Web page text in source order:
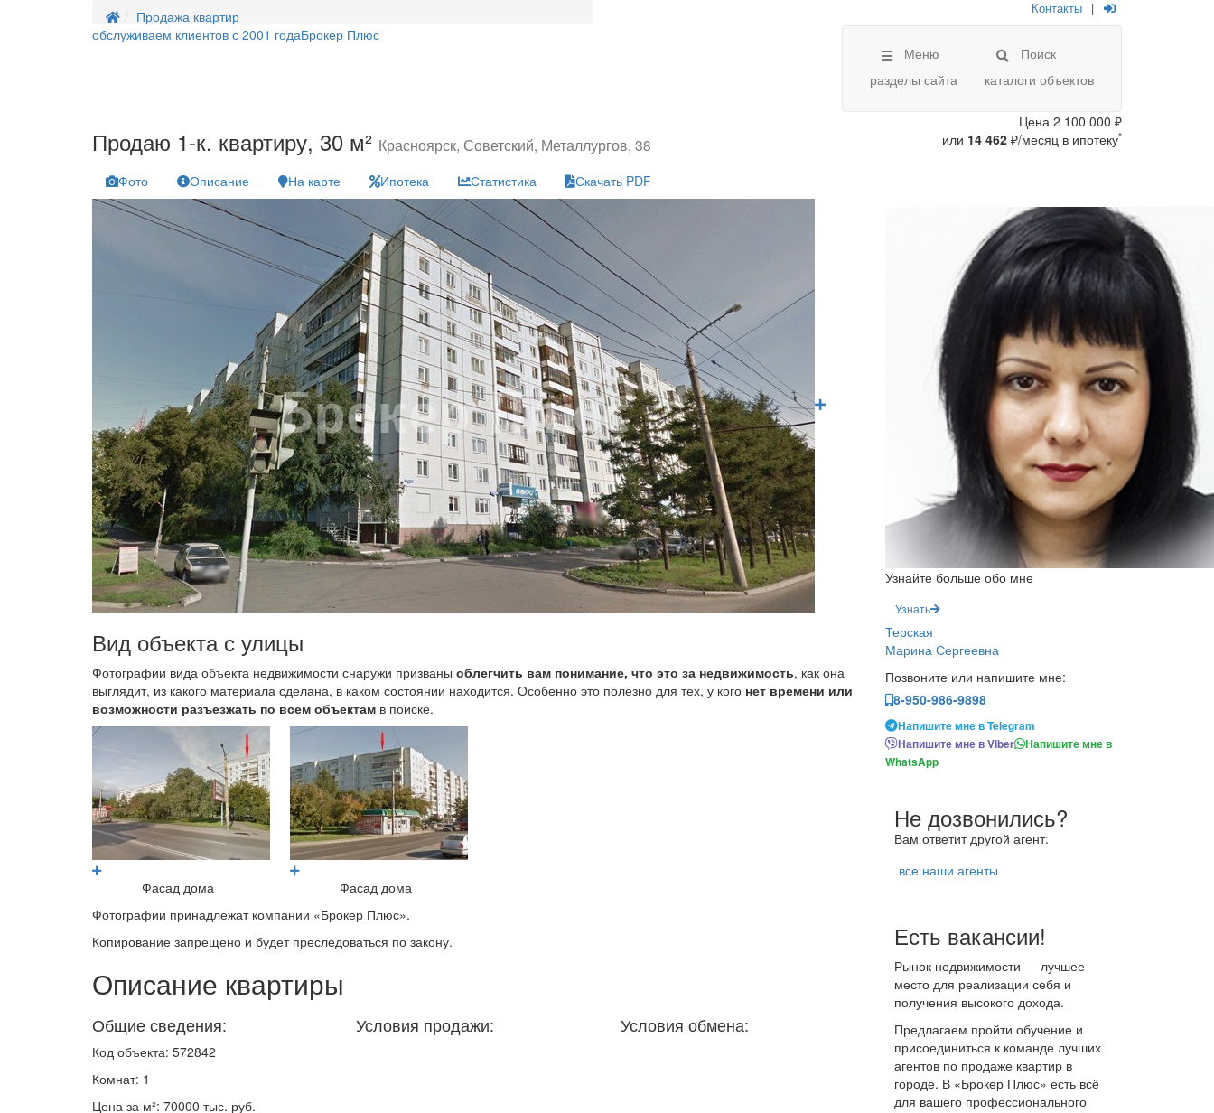
Продажа квартир Контакты |
Меню
разделы сайта
Поиск
каталоги объектов
обслуживаем клиентов с 2001 годаБрокер Плюс
Продаю 1-к. квартиру, 30 м² Красноярск, Советский, Металлургов, 38
Цена 2 100 000 ₽
или 14 462 ₽/месяц в ипотеку*
Фото Описание На карте Ипотека Статистика Скачать PDF
Вид объекта с улицы
Фотографии вида объекта недвижимости снаружи призваны облегчить вам понимание, что это за недвижимость, как она
выглядит, из какого материала сделана, в каком состоянии находится. Особенно это полезно для тех, у кого нет времени или
возможности разъезжать по всем объектам в поиске.
Фасад дома
Фасад дома
Фотографии принадлежат компании «Брокер Плюс».
Копирование запрещено и будет преследоваться по закону.
Описание квартиры
Общие сведения:
Код объекта: 572842
Комнат: 1
Цена за м²: 70000 тыс. руб.
Условия продажи: Условия обмена:
Узнайте больше обо мне
Узнать
Терская
Марина Сергеевна
Позвоните или напишите мне:
8-950-986-9898
Напишите мне в Telegram
Напишите мне в Viber
Напишите мне в
WhatsApp
Не дозвонились?
Вам ответит другой агент:
все наши агенты
Есть вакансии!
Рынок недвижимости — лучшее
место для реализации себя и
получения высокого дохода.
Предлагаем пройти обучение и
присоединиться к команде лучших
агентов по продаже квартир в
городе. В «Брокер Плюс» есть всё
для вашего профессионального